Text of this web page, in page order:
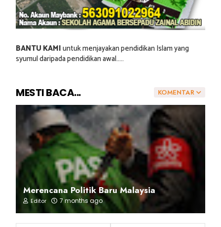
BANTU KAMIuntuk menjayakan pendidikan Islam yang
syumul daripada pendidikan awal.....
KOMENTAR
MESTI BACA...
Merencana Politik Baru Malaysia
Editor 7 months ago